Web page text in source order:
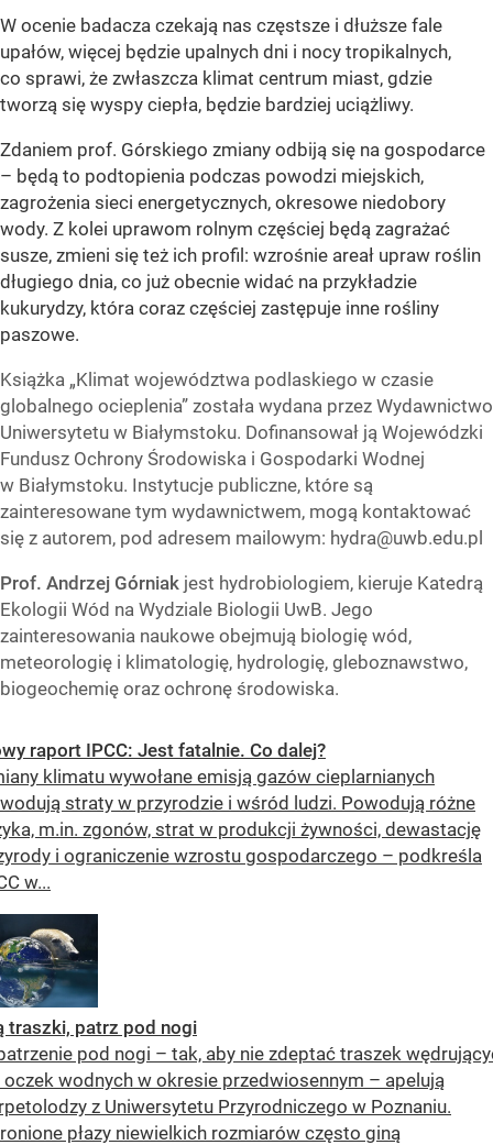
W ocenie badacza czekają nas częstsze i dłuższe fale
upałów, więcej będzie upalnych dni i nocy tropikalnych,
co sprawi, że zwłaszcza klimat centrum miast, gdzie
tworzą się wyspy ciepła, będzie bardziej uciążliwy.
Zdaniem prof. Górskiego zmiany odbiją się na gospodarce
– będą to podtopienia podczas powodzi miejskich,
zagrożenia sieci energetycznych, okresowe niedobory
wody. Z kolei uprawom rolnym częściej będą zagrażać
susze, zmieni się też ich profil: wzrośnie areał upraw roślin
długiego dnia, co już obecnie widać na przykładzie
kukurydzy, która coraz częściej zastępuje inne rośliny
paszowe.
Książka „Klimat województwa podlaskiego w czasie
globalnego ocieplenia” została wydana przez Wydawnictwo
Uniwersytetu w Białymstoku. Dofinansował ją Wojewódzki
Fundusz Ochrony Środowiska i Gospodarki Wodnej
w Białymstoku. Instytucje publiczne, które są
zainteresowane tym wydawnictwem, mogą kontaktować
się z autorem, pod adresem mailowym: hydra@uwb.edu.pl
Prof. Andrzej Górniak jest hydrobiologiem, kieruje Katedrą
Ekologii Wód na Wydziale Biologii UwB. Jego
zainteresowania naukowe obejmują biologię wód,
meteorologię i klimatologię, hydrologię, gleboznawstwo,
biogeochemię oraz ochronę środowiska.
raport IPCC: Jest fatalnie. Co dalej?
klimatu wywołane emisją gazów cieplarnianych
straty w przyrodzie i wśród ludzi. Powodują różne
m.in. zgonów, strat w produkcji żywności, dewastację
i ograniczenie wzrostu gospodarczego – podkreśla
w...
traszki, patrz pod nogi
pod nogi – tak, aby nie zdeptać traszek
oczek wodnych w okresie przedwiosennym – apelują
z Uniwersytetu Przyrodniczego w Poznaniu.
płazy niewielkich rozmiarów często giną